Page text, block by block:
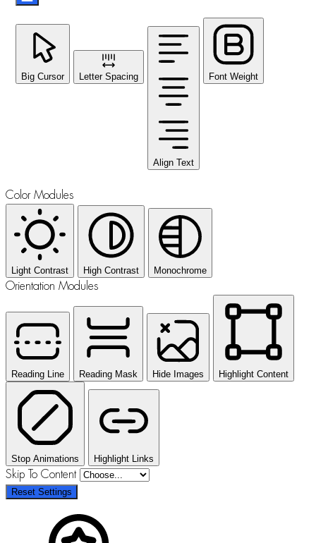
Big Cursor Letter Spacing
Align Text
Font Weight
Color Modules
Light Contrast High Contrast Monochrome
Orientation Modules
Reading Line Reading Mask Hide Images Highlight Content
Stop Animations Highlight Links
Skip To Content
Reset Settings